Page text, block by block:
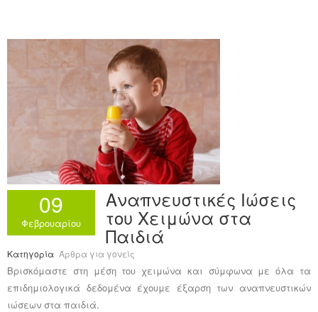
09
Φεβρουαρίου
Αναπνευστικές Ιώσεις
του Χειμώνα στα
Παιδιά
Κατηγορία Άρθρα για γονείς
Βρισκόμαστε στη μέση του χειμώνα και σύμφωνα με όλα τα
επιδημιολογικά δεδομένα έχουμε έξαρση των αναπνευστικών
ιώσεων στα παιδιά.